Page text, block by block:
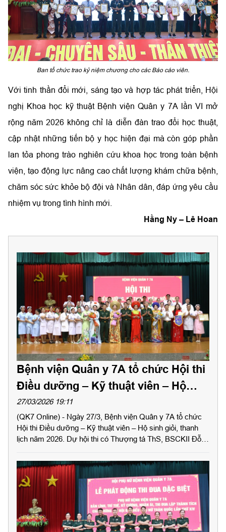
Ban tổ chức trao kỷ niệm chương cho các Báo cáo viên.
Với tinh thần đổi mới, sáng tạo và hợp tác phát triển, Hội
nghị Khoa học kỹ thuật Bệnh viện Quân y 7A lần VI mở
rộng năm 2026 không chỉ là diễn đàn trao đổi học thuật,
cập nhật những tiến bộ y học hiện đại mà còn góp phần
lan tỏa phong trào nghiên cứu khoa học trong toàn bệnh
viện, tạo động lực nâng cao chất lượng khám chữa bệnh,
chăm sóc sức khỏe bộ đội và Nhân dân, đáp ứng yêu cầu
nhiệm vụ trong tình hình mới.
Hằng Ny – Lê Hoan
Bệnh viện Quân y 7A tổ chức Hội thi
Điều dưỡng – Kỹ thuật viên – Hộ
sinh giỏi, thanh lịch năm 2026
27/03/2026 19:11
(QK7 Online) - Ngày 27/3, Bệnh viện Quân y 7A tổ chức
Hội thi Điều dưỡng – Kỹ thuật viên – Hộ sinh giỏi, thanh
lịch năm 2026. Dự hội thi có Thượng tá ThS, BSCKII Đỗ
Phó Giám đốc Bệnh viện; Đại tá BSCKII Trần Hồng Tâm,
Phó Giám đốc Bệnh viện; Thượng tá BSCKII Bùi Thanh
Hoàng, Phó Giám đốc Bệnh viện; Trung tá BSCKII
Nguyễn Minh Tâm, Phó Giám đốc Bệnh viện.